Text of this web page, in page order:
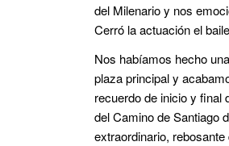
del Milenario y nos
Cerró la actuación el
Nos habíamos hecho
plaza principal y
recuerdo de inicio y final
del Camino de Santiago
extraordinario,